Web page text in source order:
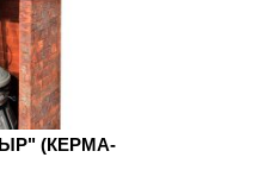
(КЕРМА-